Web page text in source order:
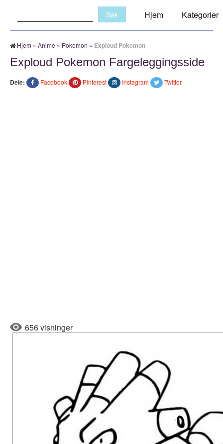
Hjem Kategorier
Hjem » Anime » Pokemon » Exploud Pokemon
Exploud Pokemon Fargeleggingsside
Dele: Facebook Pinterest Instagram Twitter
656 visninger